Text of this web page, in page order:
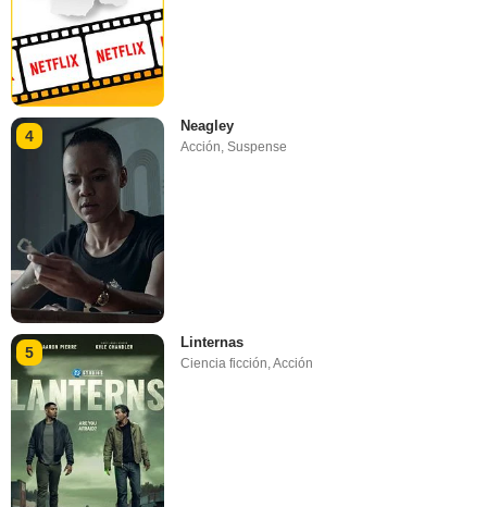
4
Neagley
Acción,Suspense
5
Linternas
Ciencia ficción ,Acción